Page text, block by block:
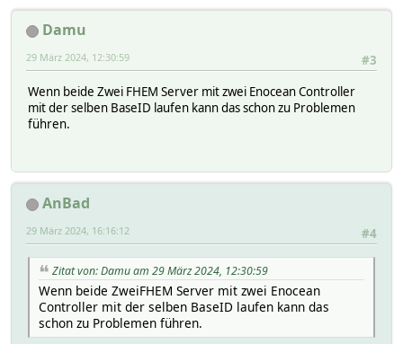
Damu
#3
29 März 2024, 12:30:59
Wenn beide Zwei FHEM Server mit zwei Enocean Controller
mit der selben BaseID laufen kann das schon zu Problemen
führen.
AnBad
#4
29 März 2024, 16:16:12
Zitat von: Damu am 29 März 2024, 12:30:59
Wenn beide ZweiFHEM Server mit zwei Enocean
Controller mit der selben BaseID laufen kann das
schon zu Problemen führen.